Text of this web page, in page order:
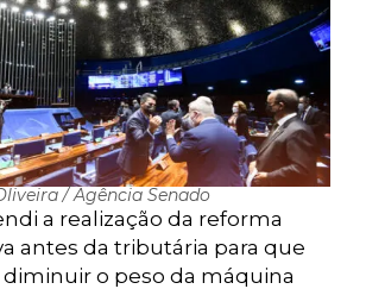
/ Agência Senado
a realização da reforma
antes da tributária para que
diminuir o peso da máquina